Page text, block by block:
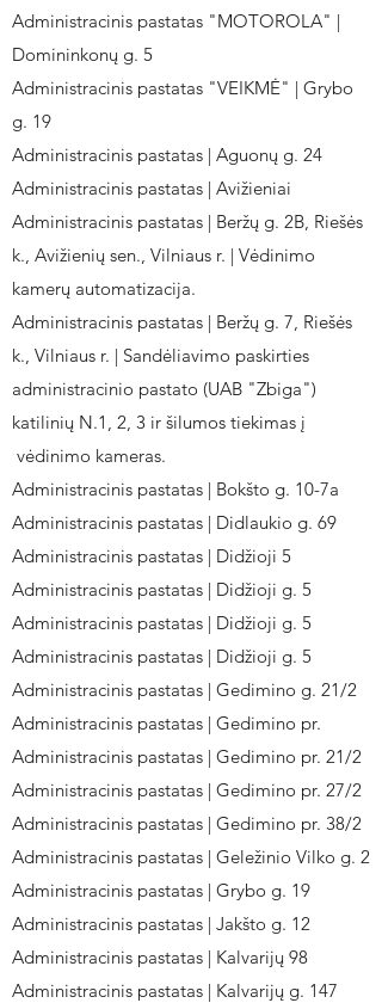
Administracinis pastatas "MOTOROLA" |
Domininkonų g. 5
Administracinis pastatas "VEIKMĖ" | Grybo
g. 19
Administracinis pastatas | Aguonų g. 24
Administracinis pastatas | Avižieniai
Administracinis pastatas | Beržų g. 2B, Riešės
k., Avižienių sen., Vilniaus r. | Vėdinimo
kamerų automatizacija.
Administracinis pastatas | Beržų g. 7, Riešės
k., Vilniaus r. | Sandėliavimo paskirties
administracinio pastato (UAB "Zbiga")
katilinių N.1, 2, 3 ir šilumos tiekimas į
vėdinimo kameras.
Administracinis pastatas | Bokšto g. 10-7a
Administracinis pastatas | Didlaukio g. 69
Administracinis pastatas | Didžioji 5
Administracinis pastatas | Didžioji g. 5
Administracinis pastatas | Didžioji g. 5
Administracinis pastatas | Didžioji g. 5
Administracinis pastatas | Gedimino g. 21/2
Administracinis pastatas | Gedimino pr.
Administracinis pastatas | Gedimino pr. 21/2
Administracinis pastatas | Gedimino pr. 27/2
Administracinis pastatas | Gedimino pr. 38/2
Administracinis pastatas | Geležinio Vilko g. 2
Administracinis pastatas | Grybo g. 19
Administracinis pastatas | Jakšto g. 12
Administracinis pastatas | Kalvarijų 98
Administracinis pastatas | Kalvarijų g. 147